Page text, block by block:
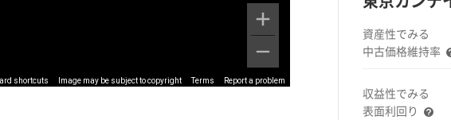
資産性でみる
中古価格維持率
収益性でみる
表面利回り
shortcuts Image may be subject to copyright Terms Report a problem